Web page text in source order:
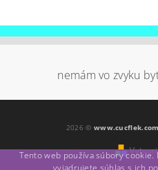
nemám vo zvyku
2026 © www.cucflek.com
Tento web používa súbory